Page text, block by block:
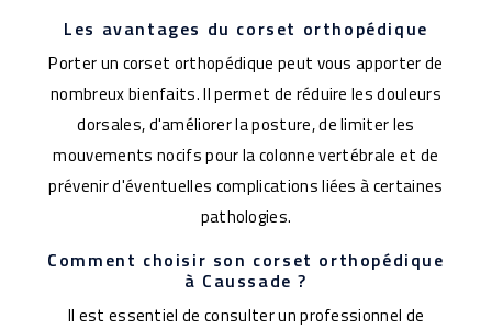
Les avantages du corset orthopédique
Porter un corset orthopédique peut vous apporter de
nombreux bienfaits. Il permet de réduire les douleurs
dorsales, d'améliorer la posture, de limiter les
mouvements nocifs pour la colonne vertébrale et de
prévenir d'éventuelles complications liées à certaines
pathologies.
Comment choisir son corset orthopédique
à Caussade ?
Il est essentiel de consulter un professionnel de